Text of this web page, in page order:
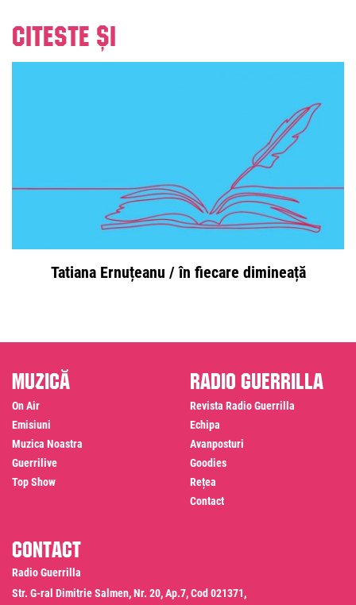
Citeste și
Tatiana Ernuțeanu / în fiecare dimineață
Muzică
On Air
Emisiuni
Muzica Noastra
Guerrilive
Top Show
Radio Guerrilla
Revista Radio Guerrilla
Echipa
Avanposturi
Goodies
Rețea
Contact
Contact
Radio Guerrilla
Str. G-ral Dimitrie Salmen, Nr. 20, Ap.7, Cod 021371,